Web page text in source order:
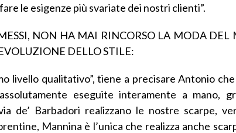
le esigenze più svariate dei nostri clienti”.
NON HA MAI RINCORSO LA MODA DEL
DELLO STILE:
livello qualitativo”, tiene a precisare Antonio
eseguite interamente a mano,
de’ Barbadori realizzano le nostre scarpe,
Mannina è l’unica che realizza anche